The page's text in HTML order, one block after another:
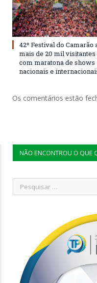
42º Festival do Camarão
mais de 20 mil visitantes
com maratona de shows
nacionais e
Os comentários estão
NÃO ENCONTROU O QUE